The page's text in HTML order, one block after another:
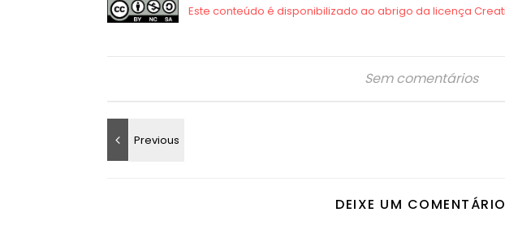
Sem comentários
DEIXE UM COMENTÁRIO